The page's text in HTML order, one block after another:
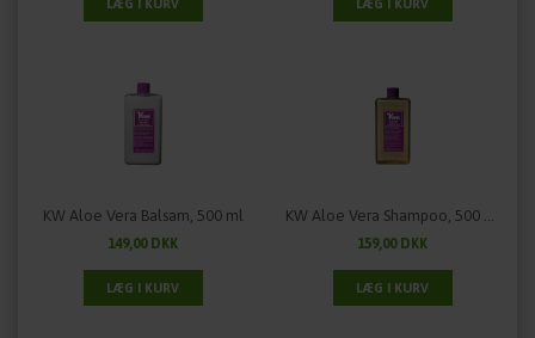
KW Aloe Vera Balsam, 500 ml
149,00 DKK
KW Aloe Vera Shampoo, 500 ml
159,00 DKK